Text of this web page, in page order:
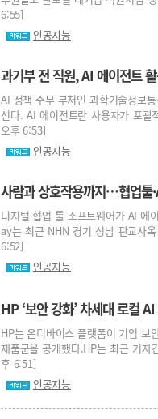
6:55]
인공지능
과기부 전 직원, AI 에이전트
AI 정책 주무 부처인 과학기술정보
선다. AI 에이전트란 사용자가 포
오후 6:53]
인공지능
사람과 상호작용까지…협업툴
디지털 협업 툴 소프트웨어가 AI 에
ay는 최근 NHN 경기 성남 판교사
6:52]
인공지능
HP ‘보안 강화’ 차세대 로컬
HP는 온디바이스 플랫폼이 기업 보
제품군을 공개했다.HP는 최근 기
후 6:51]
인공지능